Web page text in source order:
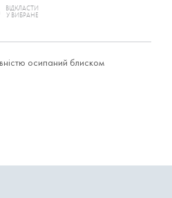
ВІДКЛАСТИ
У ВИБРАНЕ
осипаний блиском